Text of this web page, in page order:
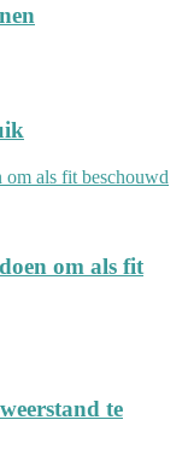
om als fit
te